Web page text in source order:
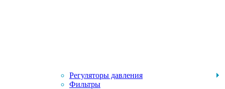
Регуляторы давления
Фильтры